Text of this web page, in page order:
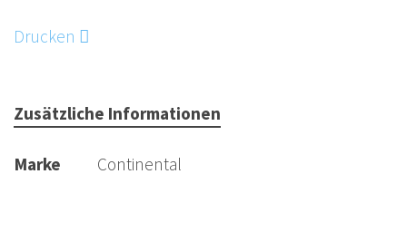
Drucken
Zusätzliche Informationen
Marke Continental